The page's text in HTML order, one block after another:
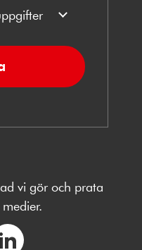
vi gör och prata